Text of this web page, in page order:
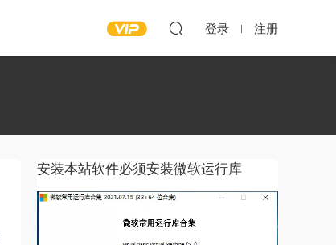
登录 注册
安装本站软件必须安装微软运行库